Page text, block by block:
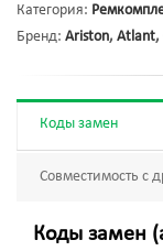
Категория:
Бренд: Ariston, Atlant,
Коды замен
Совместимость с
Коды замен